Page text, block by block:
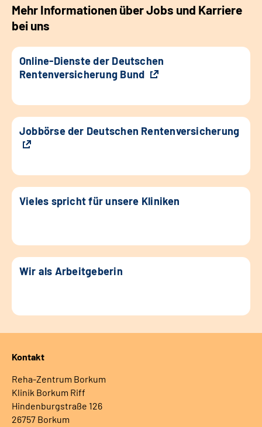
Mehr Informationen über Jobs und Karriere
bei uns
Online-Dienste der Deutschen
Rentenversicherung Bund
Jobbörse der Deutschen Rentenversicherung
Vieles spricht für unsere Kliniken
Wir als Arbeitgeberin
Kontakt
Reha-Zentrum Borkum
Klinik Borkum Riff
Hindenburgstraße 126
26757 Borkum